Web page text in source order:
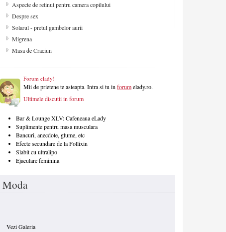
Aspecte de retinut pentru camera copilului
Despre sex
Solarul - pretul gambelor aurii
Migrena
Masa de Craciun
Forum elady!
Mii de prietene te asteapta. Intra si tu inforumelady.ro.
Ultimele discutii in forum
Bar & Lounge XLV: Cafeneaua eLady
Suplimente pentru masa musculara
Bancuri, anecdote, glume, etc
Efecte secundare de la Follixin
Slabit cu ultralipo
Ejaculare feminina
Moda
Vezi Galeria